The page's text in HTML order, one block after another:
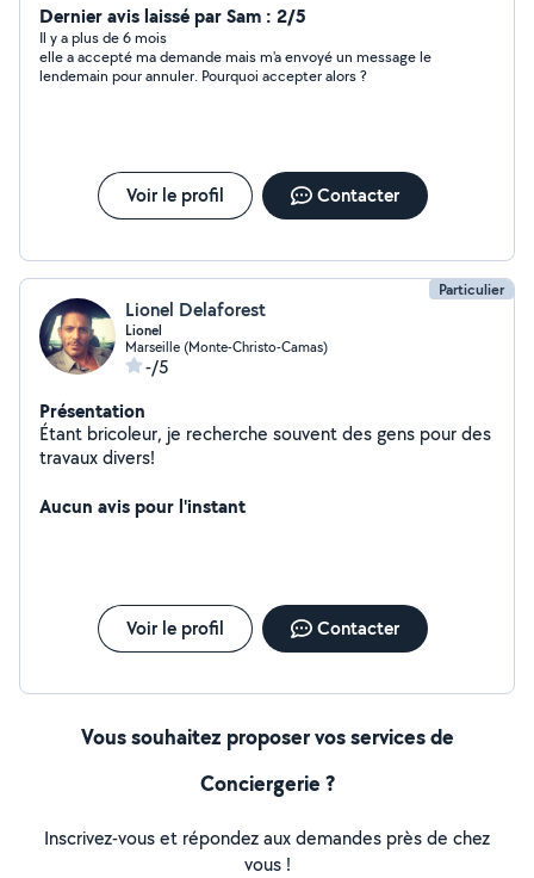
accompagnement RDV médicaux, préparation repas et
ménage.
Dernier avis laissé par Sam : 2/5
Il y a plus de 6 mois
elle a accepté ma demande mais m'a envoyé un message le
lendemain pour annuler. Pourquoi accepter alors ?
Voir le profil Contacter
Particulier
Lionel Delaforest
Lionel
Marseille (Monte-Christo-Camas)
-/5
Présentation
Étant bricoleur, je recherche souvent des gens pour des
travaux divers!
Aucun avis pour l'instant
Voir le profil Contacter
Vous souhaitez proposer vos services de
Conciergerie ?
Inscrivez-vous et répondez aux demandes près de chez
vous !